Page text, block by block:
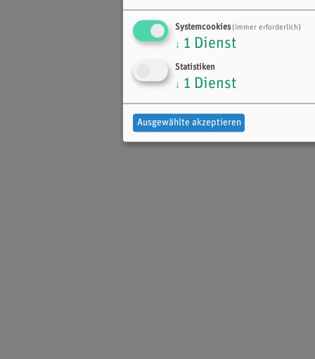
Systemcookies(immer erforderlich)
↓ 1 Dienst
Statistiken
↓ 1 Dienst
Ausgewählte akzeptieren